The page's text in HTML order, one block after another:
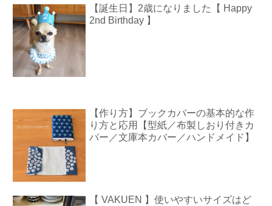
【誕生日】2歳になりました【 Happy
2nd Birthday 】
【作り方】ブックカバーの基本的な作
り方と応用【型紙／布製しおり付きカ
バー／文庫本カバー／ハンドメイド】
【 VAKUEN 】使いやすいサイズはど